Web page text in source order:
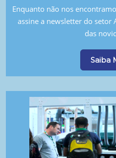
Enquanto não nos
assine a newsletter do setor
das
Saiba